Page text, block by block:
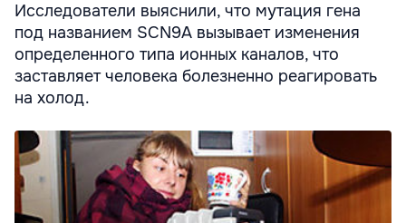
Исследователи выяснили, что мутация гена
под названием SCN9A вызывает изменения
определенного типа ионных каналов, что
заставляет человека болезненно реагировать
на холод.